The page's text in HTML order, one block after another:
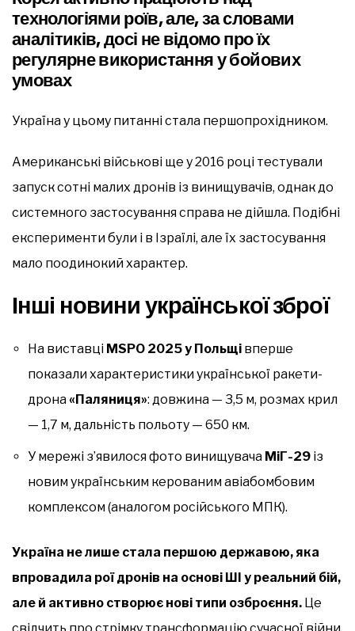
технологіями роїв, але, за словами
аналітиків, досі не відомо про їх
регулярне використання у бойових
умовах
Україна у цьому питанні стала першопрохідником.
Американські військові ще у 2016 році тестували
запуск сотні малих дронів із винищувачів, однак до
системного застосування справа не дійшла. Подібні
експерименти були і в Ізраїлі, але їх застосування
мало поодинокий характер.
Інші новини української зброї
На виставці MSPO 2025 у Польщі вперше
показали характеристики української ракети-
дрона«Паляниця»: довжина — 3,5 м, розмах крил
— 1,7 м, дальність польоту — 650 км.
У мережі з’явилося фото винищувача МіГ-29 із
новим українським керованим авіабомбовим
комплексом (аналогом російського МПК).
Україна не лише стала першою державою, яка
впровадила рої дронів на основі ШІ у реальний бій,
але й активно створює нові типи озброєння. Це